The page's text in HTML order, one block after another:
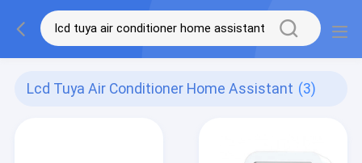
Lcd Tuya Air Conditioner Home Assistant (3)